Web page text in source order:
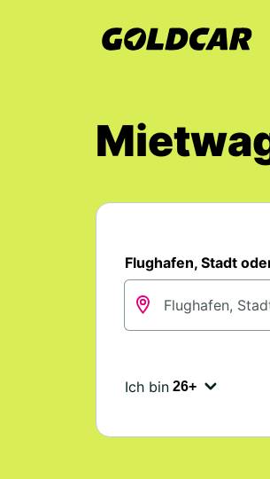
Flughafen, Stadt
Ich bin